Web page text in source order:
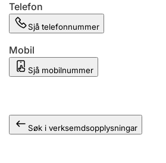
Telefon
Sjå telefonnummer
Mobil
Sjå mobilnummer
Søk i verksemdsopplysningar